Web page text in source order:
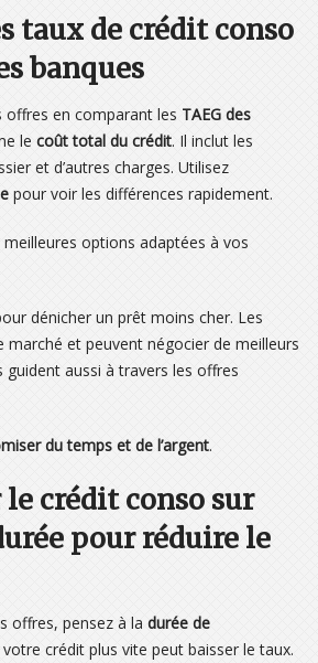
taux de crédit conso
banques
offres en comparant les TAEG des
le coût total du crédit. Il inclut les
et d’autres charges. Utilisez
pour voir les différences rapidement.
options adaptées à vos
dénicher un prêt moins cher. Les
marché et peuvent négocier de meilleurs
guident aussi à travers les offres
du temps et de l’argent.
crédit conso sur
pour réduire le
offres, pensez à la durée de
votre crédit plus vite peut baisser le taux.